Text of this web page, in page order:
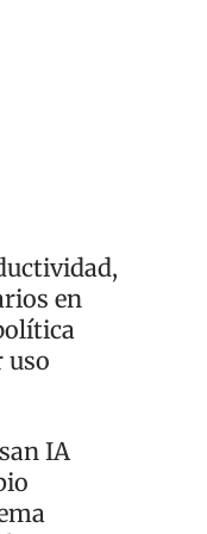
en
uso
IA